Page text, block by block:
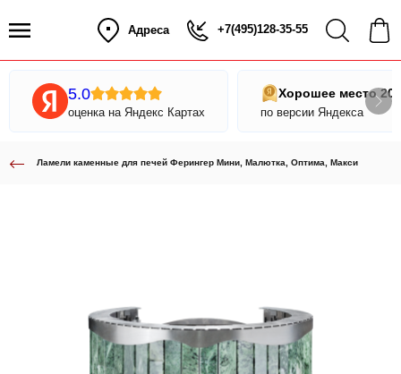
Адреса +7(495)128-35-55
5.0
оценка на Яндекс Картах
Хорошее место
по версии Яндекса
Ламели каменные для печей Ферингер Мини, Малютка, Оптима, Макси